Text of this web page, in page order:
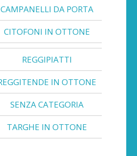
CAMPANELLI DA PORTA
CITOFONI IN OTTONE
REGGIPIATTI
IN OTTONE
SENZA CATEGORIA
TARGHE IN OTTONE